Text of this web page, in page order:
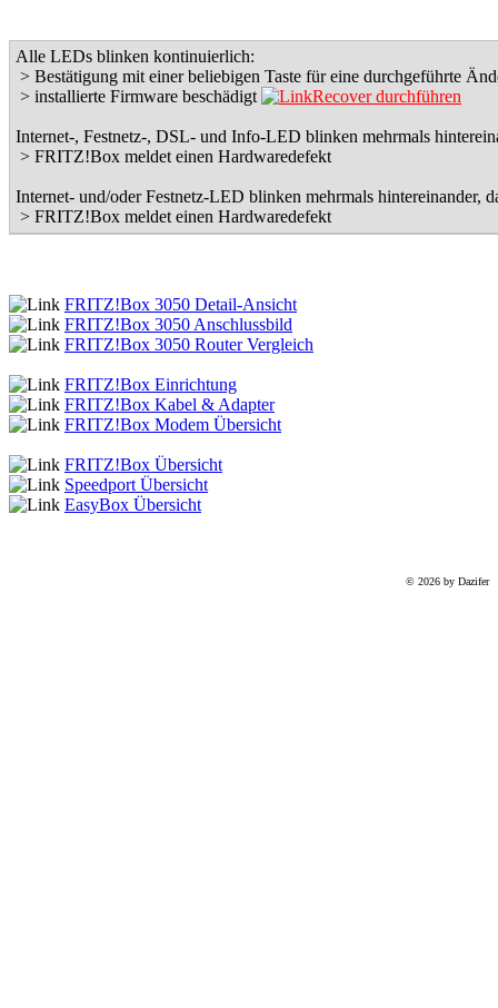
Alle LEDs blinken kontinuierlich:
> Bestätigung mit einer beliebigen Taste für eine durchgeführte
> installierte Firmware beschädigt
Recover durchführen
Internet-, Festnetz-, DSL- und Info-LED blinken mehrmals
> FRITZ!Box meldet einen Hardwaredefekt
Internet- und/oder Festnetz-LED blinken mehrmals hintereinander,
> FRITZ!Box meldet einen Hardwaredefekt
FRITZ!Box 3050 Detail-Ansicht
FRITZ!Box 3050 Anschlussbild
FRITZ!Box 3050 Router Vergleich
FRITZ!Box Einrichtung
FRITZ!Box Kabel & Adapter
FRITZ!Box Modem Übersicht
FRITZ!Box Übersicht
Speedport Übersicht
EasyBox Übersicht
© 2026 by Dazifer